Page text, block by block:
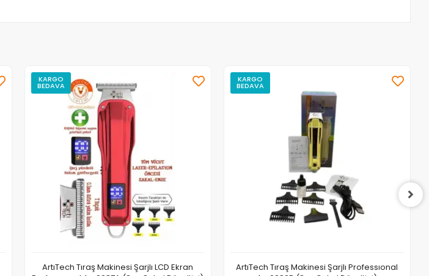
KARGO
BEDAVA
ArtıTech Tıraş Makinesi Şarjlı LCD Ekran
KARGO
BEDAVA
ArtıTech Tıraş Makinesi Şarjlı Professıonal